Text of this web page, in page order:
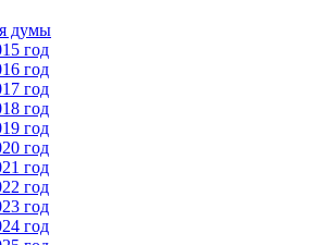
думы
год
год
год
год
год
год
год
год
год
год